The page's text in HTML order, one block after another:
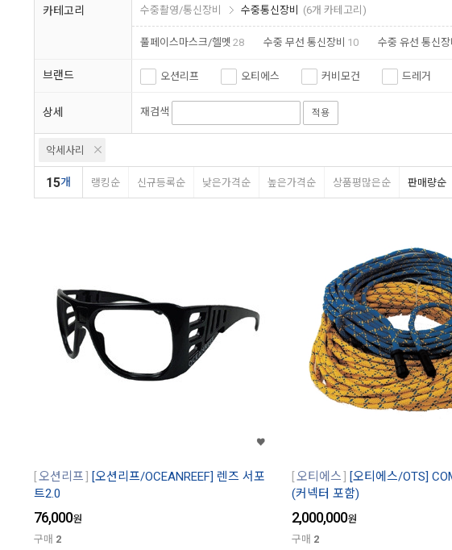
카테고리 수중촬영/통신장비 수중통신장비 (6개 카테고리)
풀페이스마스크/헬멧 28 수중 무선 통신장비 10 수중 유선 통신장
브랜드 오션리프 오티에스 커비모건 드레거
상세 재검색 적용
악세사리
15개 랭킹순 신규등록순 낮은가격순 높은가격순 상품평많은순 판매량순
오션리프
[오션리프/OCEANREEF] 렌즈 서포
트2.0
76,000원
구매 2
오티에스
[오티에스/OTS]
(커넥터 포함)
2,000,000원
구매 2